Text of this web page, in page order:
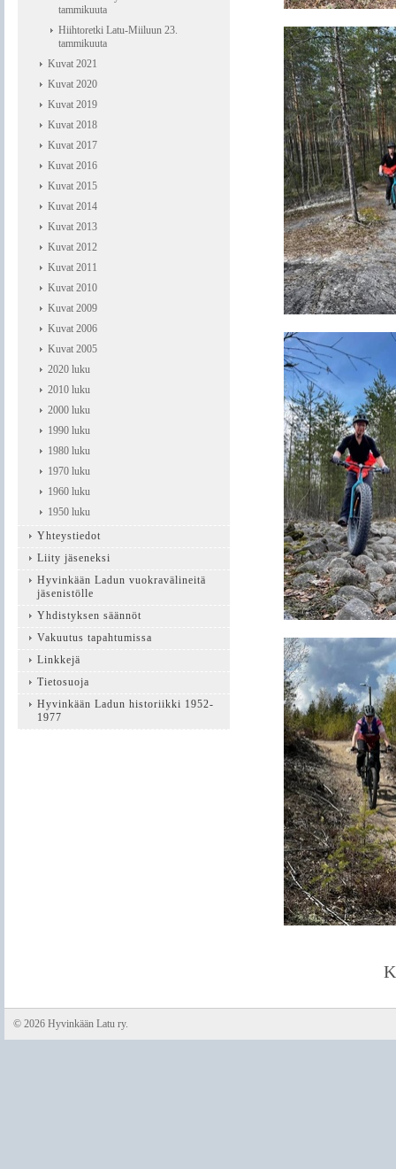
tammikuuta
Hiihtoretki Latu-Miiluun 23.
tammikuuta
Kuvat 2021
Kuvat 2020
Kuvat 2019
Kuvat 2018
Kuvat 2017
Kuvat 2016
Kuvat 2015
Kuvat 2014
Kuvat 2013
Kuvat 2012
Kuvat 2011
Kuvat 2010
Kuvat 2009
Kuvat 2006
Kuvat 2005
2020 luku
2010 luku
2000 luku
1990 luku
1980 luku
1970 luku
1960 luku
1950 luku
Yhteystiedot
Liity jäseneksi
Hyvinkään Ladun vuokravälineitä
jäsenistölle
Yhdistyksen säännöt
Vakuutus tapahtumissa
Linkkejä
Tietosuoja
Hyvinkään Ladun historiikki 1952-
1977
© 2026 Hyvinkään Latu ry.